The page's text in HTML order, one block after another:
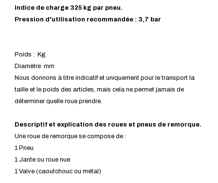
Indice de charge 325 kg par pneu.
Pression d'utilisation recommandée : 3,7 bar
Poids : Kg
Diamètre mm
Nous donnons à titre indicatif et uniquement pour le transport la
taille et le poids des articles, mais cela ne permet jamais de
déterminer quelle roue prendre.
Descriptif et explication des roues et pneus de remorque.
Une roue de remorque se compose de :
1 Pneu
1 Jante ou roue nue
1 Valve (caoutchouc ou métal)